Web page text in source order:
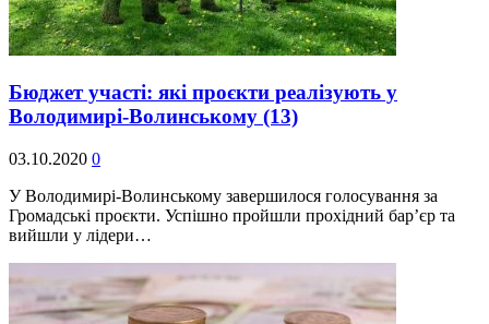
Бюджет участі: які проєкти реалізують у
Володимирі-Волинському (13)
03.10.2020 0
У Володимирі-Волинському завершилося голосування за
Громадські проєкти. Успішно пройшли прохідний бар’єр та
вийшли у лідери…